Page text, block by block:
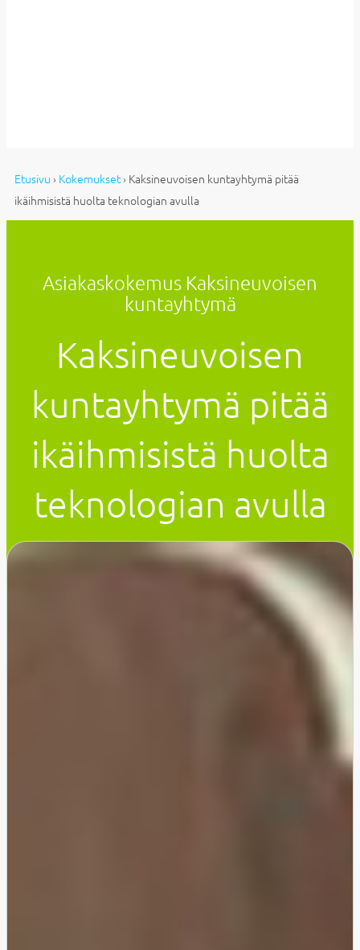
Etusivu › Kokemukset › Kaksineuvoisen kuntayhtymä pitää
ikäihmisistä huolta teknologian avulla
Asiakaskokemus Kaksineuvoisen
kuntayhtymä
Kaksineuvoisen
kuntayhtymä pitää
ikäihmisistä huolta
teknologian avulla